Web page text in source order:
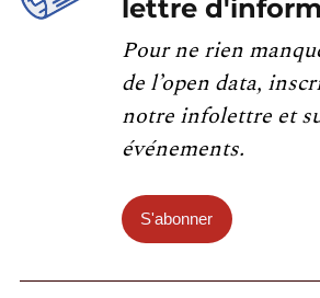
lettre
Pour ne rien
de l’open data,
notre infolettre et
événements.
S'abonner